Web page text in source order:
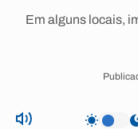
Em alguns locais,